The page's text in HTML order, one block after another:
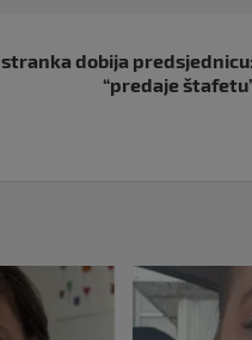
stranka dobija
“predaje